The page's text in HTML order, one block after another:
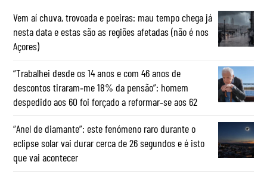
Vem aí chuva, trovoada e poeiras: mau tempo chega já
nesta data e estas são as regiões afetadas (não é nos
Açores)
“Trabalhei desde os 14 anos e com 46 anos de
descontos tiraram‑me 18% da pensão”: homem
despedido aos 60 foi forçado a reformar‑se aos 62
“Anel de diamante”: este fenómeno raro durante o
eclipse solar vai durar cerca de 26 segundos e é isto
que vai acontecer